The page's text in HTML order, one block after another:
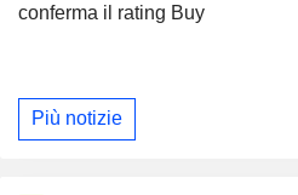
conferma il rating Buy
Più notizie